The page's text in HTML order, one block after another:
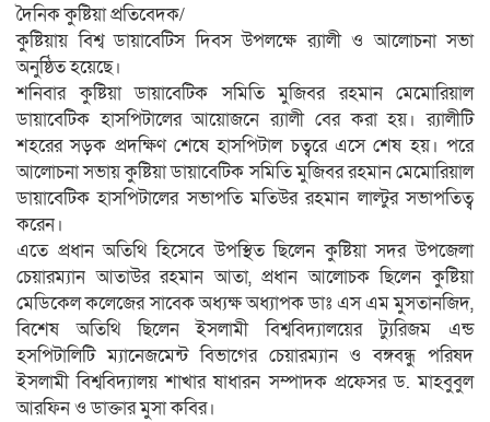
দৈনিক কুষ্টিয়া প্রতিবেদক/
কুষ্টিয়ায় বিশ্ব ডায়াবেটিস দিবস উপলক্ষে র‌্যালী ও আলোচনা সভা
অনুষ্ঠিত হয়েছে।
শনিবার কুষ্টিয়া ডায়াবেটিক সমিতি মুজিবর রহমান মেমোরিয়াল
ডায়াবেটিক হাসপিটালের আয়োজনে র‌্যালী বের করা হয়। র‌্যালীটি
শহরের সড়ক প্রদক্ষিণ শেষে হাসপিটাল চত্বরে এসে শেষ হয়। পরে
আলোচনা সভায় কুষ্টিয়া ডায়াবেটিক সমিতি মুজিবর রহমান মেমোরিয়াল
ডায়াবেটিক হাসপিটালের সভাপতি মতিউর রহমান লাল্টুর সভাপতিত্ব
করেন।
এতে প্রধান অতিথি হিসেবে উপস্থিত ছিলেন কুষ্টিয়া সদর উপজেলা
চেয়ারম্যান আতাউর রহমান আতা, প্রধান আলোচক ছিলেন কুষ্টিয়া
মেডিকেল কলেজের সাবেক অধ্যক্ষ অধ্যাপক ডাঃ এস এম মুসতানজিদ,
বিশেষ অতিথি ছিলেন ইসলামী বিশ্ববিদ্যালয়ের ট্যুরিজম এন্ড
হসপিটালিটি ম্যানেজমেন্ট বিভাগের চেয়ারম্যান ও বঙ্গবন্ধু পরিষদ
ইসলামী বিশ্ববিদ্যালয় শাখার ষাধারন সম্পাদক প্রফেসর ড. মাহবুবুল
আরফিন ও ডাক্তার মুসা কবির।